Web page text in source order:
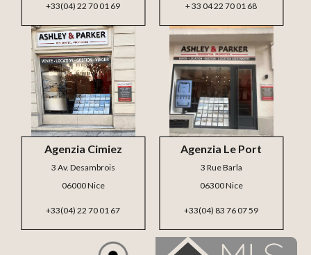
Agenzia Le Port
3 Rue Barla
06300 Nice
+33(04) 83 76 07 59
Agenzia Cimiez
3 Av. Desambrois
06000 Nice
+33(04) 22 70 01 67
+ 33 04 22 70 01 68
+33(04) 22 70 01 69